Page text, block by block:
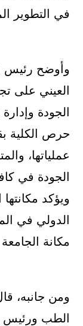
في التطوير
وأوضح رئيس
العيني على
الجودة
حرص الكلية
عملياتها،
الجودة في
ويؤكد
الدولي في
مكانة
ومن جانبه،
الطب